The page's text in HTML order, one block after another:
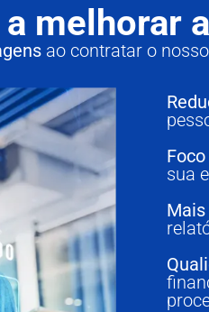
melhorar
ao contratar o
sua